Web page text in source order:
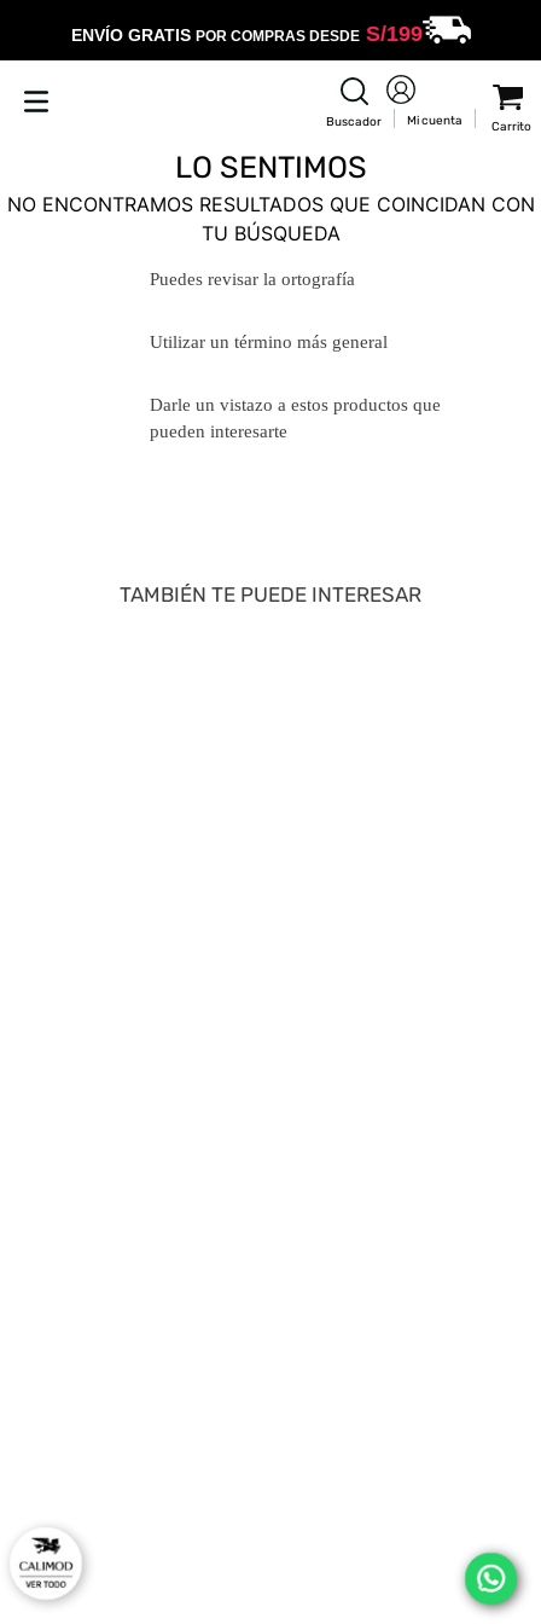
ENVÍO GRATIS POR COMPRAS DESDES/199
LO SENTIMOS
NO ENCONTRAMOS RESULTADOS QUE COINCIDAN CON
TU BÚSQUEDA
Puedes revisar la ortografía
Utilizar un término más general
Darle un vistazo a estos productos
que pueden interesarte
TAMBIÉN TE PUEDE INTERESAR